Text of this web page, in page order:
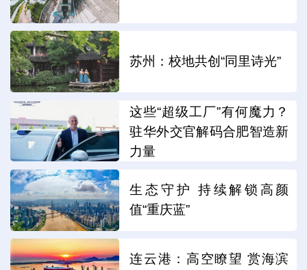
苏州：校地共创“同里诗光”
这些“超级工厂”有何魔力？
驻华外交官解码合肥智造新
力量
生态守护 持续解锁高颜
值“重庆蓝”
连云港：高空瞭望 赏海滨